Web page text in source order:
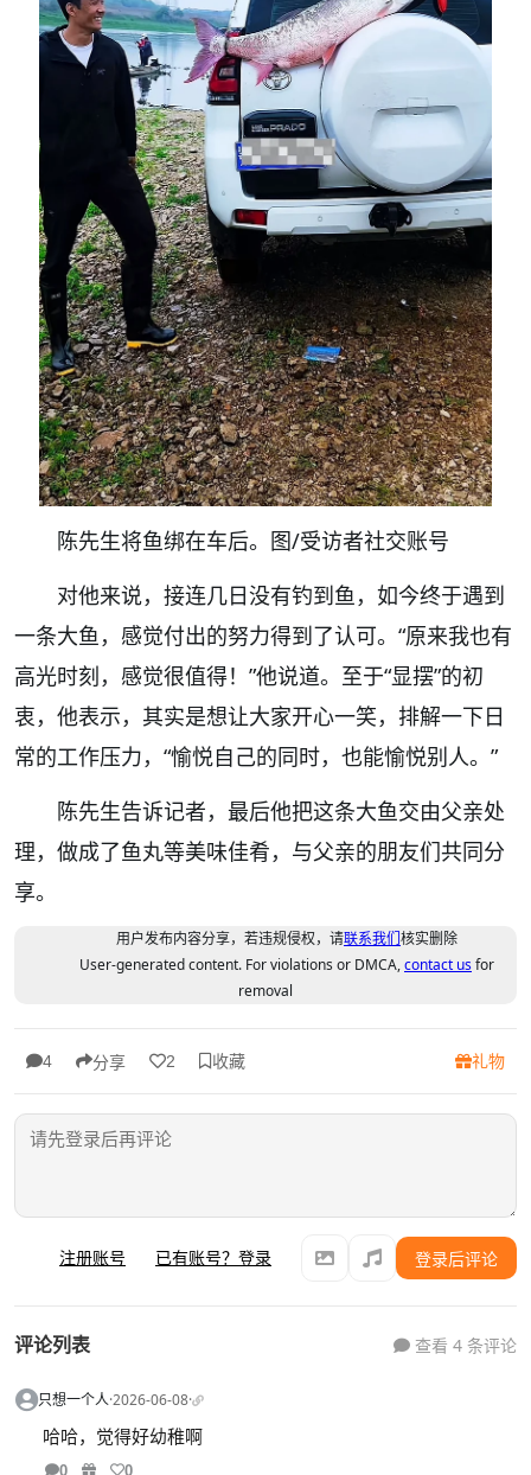
陈先生将鱼绑在车后。图/受访者社交账号
对他来说，接连几日没有钓到鱼，如今终于遇到
一条大鱼，感觉付出的努力得到了认可。“原来我也有
高光时刻，感觉很值得！”他说道。至于“显摆”的初
衷，他表示，其实是想让大家开心一笑，排解一下日
常的工作压力，“愉悦自己的同时，也能愉悦别人。”
陈先生告诉记者，最后他把这条大鱼交由父亲处
理，做成了鱼丸等美味佳肴，与父亲的朋友们共同分
享。
用户发布内容分享，若违规侵权，请联系我们核实删除
User-generated content. For violations or DMCA,contact usfor
removal
4 分享 2 收藏 礼物
注册账号 已有账号？登录 登录后评论
评论列表 查看 4 条评论
只想一个人·2026-06-08·
哈哈，觉得好幼稚啊
0 0